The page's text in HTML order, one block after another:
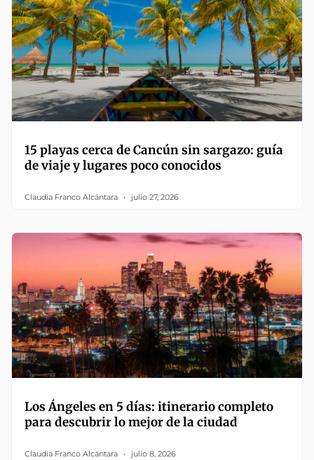
15 playas cerca de Cancún sin sargazo: guía
de viaje y lugares poco conocidos
Claudia Franco Alcántara julio 27, 2026
Los Ángeles en 5 días: itinerario completo
para descubrir lo mejor de la ciudad
Claudia Franco Alcántara julio 8, 2026